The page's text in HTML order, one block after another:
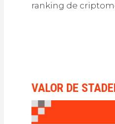
ranking de
VALOR DE